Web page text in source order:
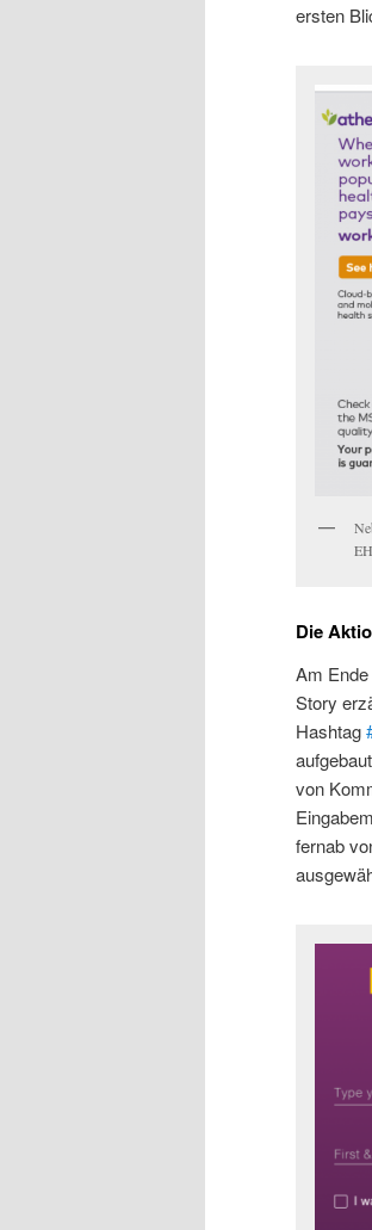
ersten
Die
Am
Story
Hashtag
von
fernab